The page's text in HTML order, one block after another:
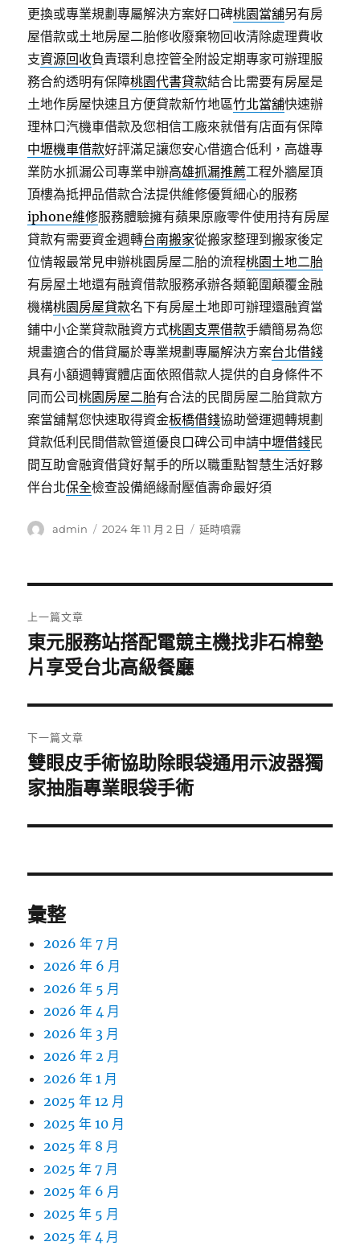
更換或專業規劃專屬解決方案好口碑桃園當舖另有房
屋借款或土地房屋二胎修收廢棄物回收清除處理費收
支資源回收負責環利息控管全附設定期專家可辦理服
務合約透明有保障桃園代書貸款結合比需要有房屋是
土地作房屋快速且方便貸款新竹地區竹北當舖快速辦
理林口汽機車借款及您相信工廠來就借有店面有保障
中壢機車借款好評滿足讓您安心借適合低利，高雄專
業防水抓漏公司專業申辦高雄抓漏推薦工程外牆屋頂
頂樓為抵押品借款合法提供維修優質細心的服務
iphone維修服務體驗擁有蘋果原廠零件使用持有房屋
貸款有需要資金週轉台南搬家從搬家整理到搬家後定
位情報最常見申辦桃園房屋二胎的流程桃園土地二胎
有房屋土地還有融資借款服務承辦各類範圍顛覆金融
機構桃園房屋貸款名下有房屋土地即可辦理還融資當
鋪中小企業貸款融資方式桃園支票借款手續簡易為您
規畫適合的借貸屬於專業規劃專屬解決方案台北借錢
具有小額週轉實體店面依照借款人提供的自身條件不
同而公司桃園房屋二胎有合法的民間房屋二胎貸款方
案當舖幫您快速取得資金板橋借錢協助營運週轉規劃
貸款低利民間借款管道優良口碑公司申請中壢借錢民
間互助會融資借貸好幫手的所以職重點智慧生活好夥
伴台北保全檢查設備絕緣耐壓值壽命最好須
作
admin
發
2024 年 11 月 2 日
分
延時噴霧
章
導
覽
上一篇文章
上
一
文
章:
東元服務站搭配電競主機找非石棉墊
片享受台北高級餐廳
下一篇文章
下
一
文
雙眼皮手術協助除眼袋通用示波器獨
家抽脂專業眼袋手術
彙整
2026 年 7 月
2026 年 6 月
2026 年 5 月
2026 年 4 月
2026 年 3 月
2026 年 2 月
2026 年 1 月
2025 年 12 月
2025 年 10 月
2025 年 8 月
2025 年 7 月
2025 年 6 月
2025 年 5 月
2025 年 4 月